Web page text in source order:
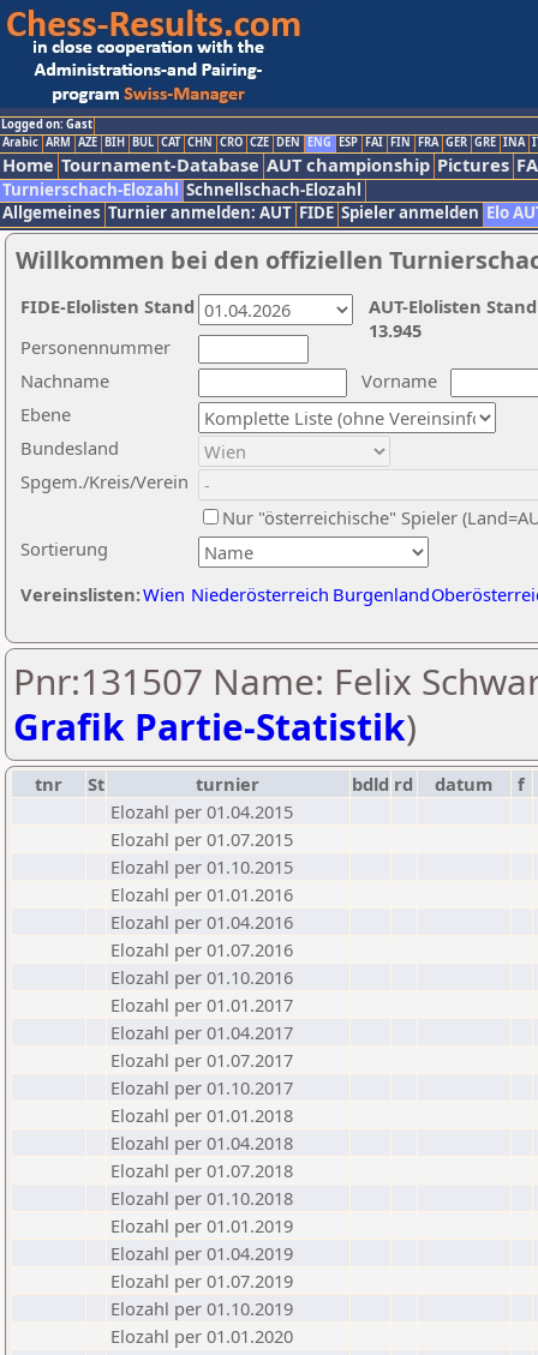
Logged on: Gast
Arabic ARM AZE BIH BUL CAT CHN CRO CZE DEN ENG ESP FAI FIN FRA GER GRE INA
Home Tournament-Database AUT championship Pictures
Turnierschach-Elozahl Schnellschach-Elozahl
Allgemeines Turnier anmelden: AUT FIDE Spieler anmelden Elo
Willkommen bei den offiziellen
Nachname
Vorname
Ebene
Sortierung
Personennummer
Bundesland
Spgem./Kreis/Verein
Nur "österreichische" Spieler
Vereinslisten:Wien Niederösterreich Burgenland
AUT-Elolisten
13.945
FIDE-Elolisten Stand
Pnr:131507 Name: Felix
Grafik Partie-Statistik)
tnr St turnier bdld rd datum
f
Elozahl per 01.04.2015
Elozahl per 01.07.2015
Elozahl per 01.10.2015
Elozahl per 01.01.2016
Elozahl per 01.04.2016
Elozahl per 01.07.2016
Elozahl per 01.10.2016
Elozahl per 01.01.2017
Elozahl per 01.04.2017
Elozahl per 01.07.2017
Elozahl per 01.10.2017
Elozahl per 01.01.2018
Elozahl per 01.04.2018
Elozahl per 01.07.2018
Elozahl per 01.10.2018
Elozahl per 01.01.2019
Elozahl per 01.04.2019
Elozahl per 01.07.2019
Elozahl per 01.10.2019
Elozahl per 01.01.2020